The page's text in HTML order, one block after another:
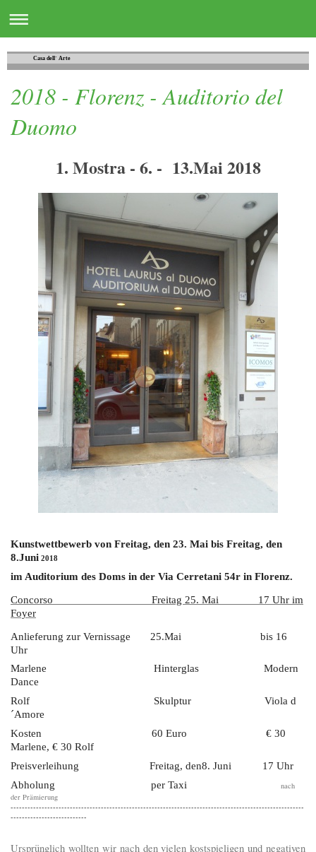
Casa dell´ Arte
2018 - Florenz - Auditorio del
Duomo
1. Mostra - 6. - 13.Mai 2018
Kunstwettbewerb von Freitag, den 23. Mai bis Freitag, den
8.Juni 2018
im Auditorium des Doms in der Via Cerretani 54r in Florenz.
Concorso Freitag 25. Mai 17 Uhr im
Foyer
Anlieferung zur Vernissage 25.Mai bis 16
Uhr
Marlene Hinterglas Modern
Dance
Rolf Skulptur Viola d
´Amore
Kosten 60 Euro € 30
Marlene, € 30 Rolf
Preisverleihung Freitag, den8. Juni 17 Uhr
Abholung per Taxi nach
der Prämierung
--------------------------------------------------------------------------------------------------------
---------------------------
Ursprünglich wollten wir nach den vielen kostspieligen und negativen